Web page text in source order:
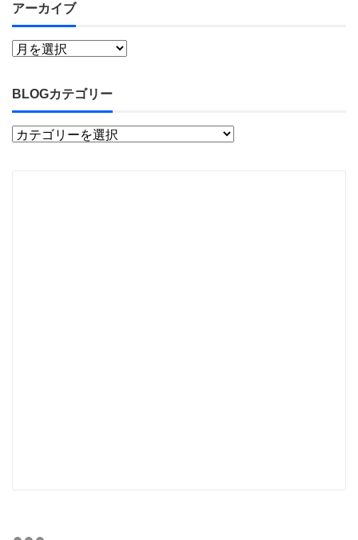
アーカイブ
BLOGカテゴリー